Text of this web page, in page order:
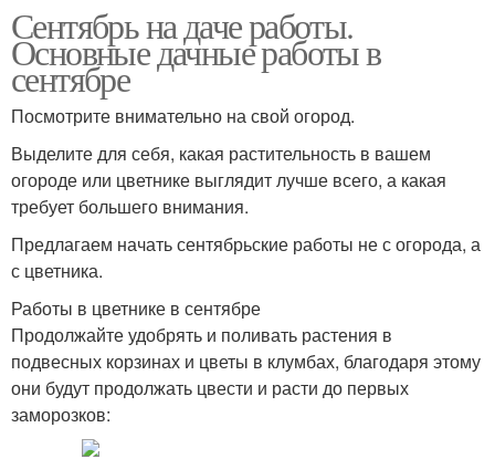
Сентябрь на даче работы.
Основные дачные работы в
сентябре
Посмотрите внимательно на свой огород.
Выделите для себя, какая растительность в вашем
огороде или цветнике выглядит лучше всего, а какая
требует большего внимания.
Предлагаем начать сентябрьские работы не с огорода, а
с цветника.
Работы в цветнике в сентябре
Продолжайте удобрять и поливать растения в
подвесных корзинах и цветы в клумбах, благодаря этому
они будут продолжать цвести и расти до первых
заморозков: